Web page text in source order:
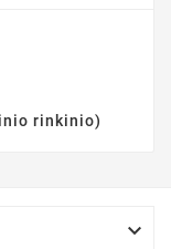
rinkinio)
